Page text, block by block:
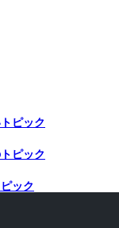
ピック
ピック
ック